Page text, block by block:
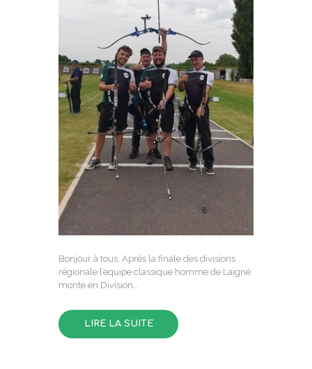
Bonjour à tous, Après la finale des divisions
régionale l’équipe classique homme de Laigné
monte en Division...
LIRE LA SUITE